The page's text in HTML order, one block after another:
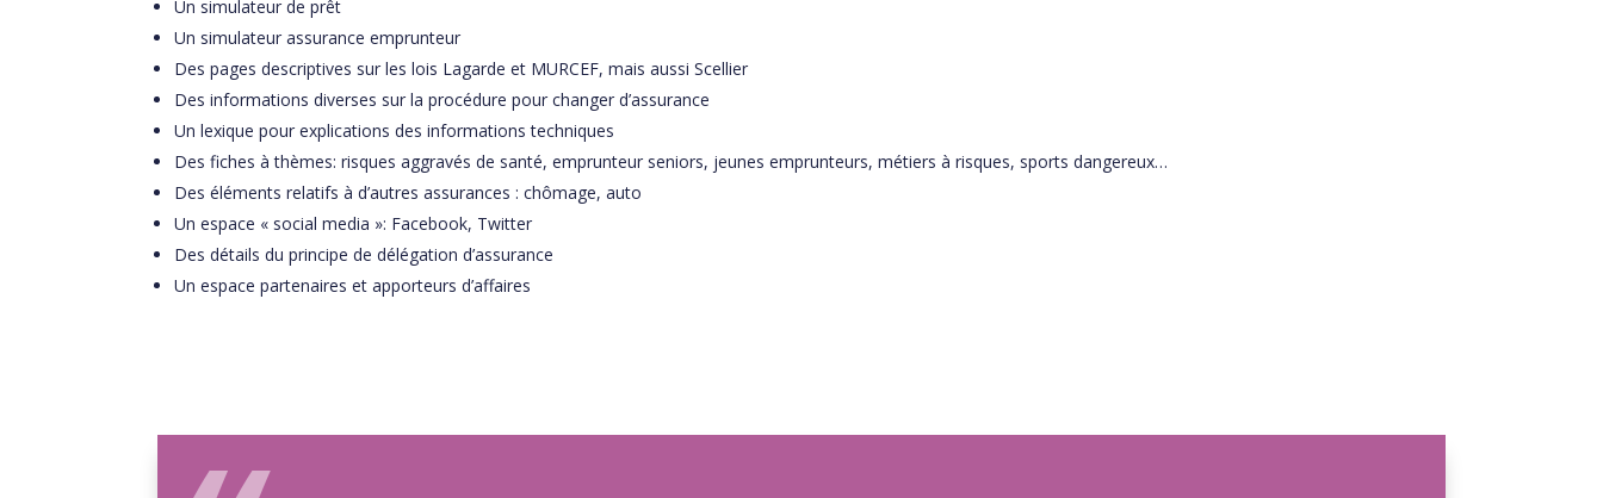
Un simulateur de prêt
Un simulateur assurance emprunteur
Des pages descriptives sur les lois Lagarde et MURCEF, mais aussi Scellier
Des informations diverses sur la procédure pour changer d’assurance
Un lexique pour explications des informations techniques
Des fiches à thèmes: risques aggravés de santé, emprunteur seniors, jeunes emprunteurs, métiers à risques, sports dangereux…
Des éléments relatifs à d’autres assurances : chômage, auto
Un espace « social media »: Facebook, Twitter
Des détails du principe de délégation d’assurance
Un espace partenaires et apporteurs d’affaires